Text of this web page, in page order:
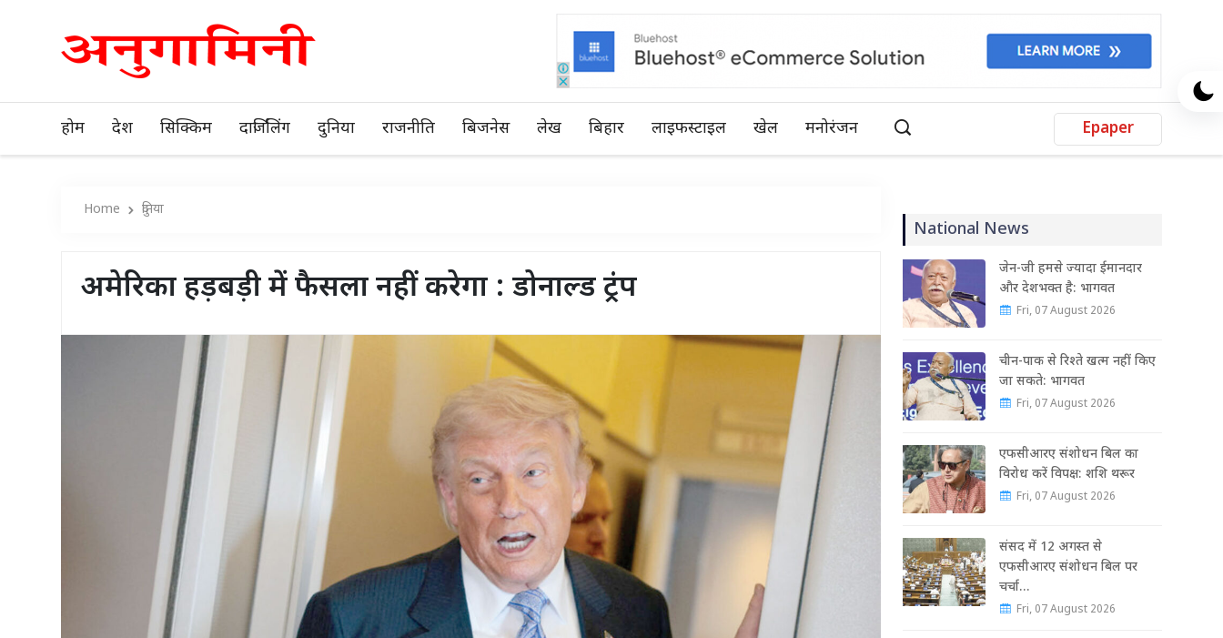
होम देश सिक्किम दार्जिलिंग दुनिया राजनीति बिजनेस लेख बिहार लाइफस्टाइल खेल मनोरंजन Epaper
Home दुनिया
अमेरिका हड़बड़ी में फैसला नहीं करेगा : डोनाल्ड ट्रंप
National News
जेन-जी हमसे ज्यादा ईमानदार
और देशभक्त है: भागवत
Fri, 07 August 2026
चीन-पाक से रिश्ते खत्म नहीं किए
जा सकते: भागवत
Fri, 07 August 2026
एफसीआरए संशोधन बिल का
विरोध करें विपक्ष: शशि थरूर
Fri, 07 August 2026
संसद में 12 अगस्त से
एफसीआरए संशोधन बिल पर
चर्चा…
Fri, 07 August 2026